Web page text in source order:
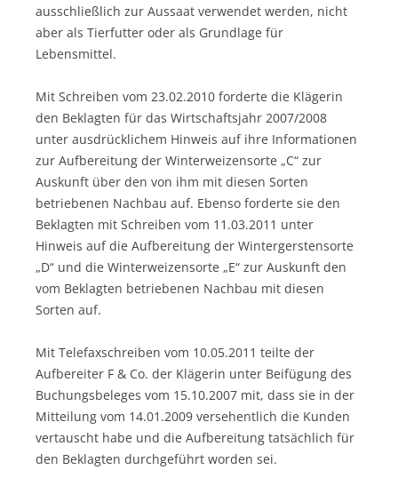
ausschließlich zur Aussaat verwendet werden, nicht
aber als Tierfutter oder als Grundlage für
Lebensmittel.
Mit Schreiben vom 23.02.2010 forderte die Klägerin
den Beklagten für das Wirtschaftsjahr 2007/2008
unter ausdrücklichem Hinweis auf ihre Informationen
zur Aufbereitung der Winterweizensorte „C“ zur
Auskunft über den von ihm mit diesen Sorten
betriebenen Nachbau auf. Ebenso forderte sie den
Beklagten mit Schreiben vom 11.03.2011 unter
Hinweis auf die Aufbereitung der Wintergerstensorte
„D“ und die Winterweizensorte „E“ zur Auskunft den
vom Beklagten betriebenen Nachbau mit diesen
Sorten auf.
Mit Telefaxschreiben vom 10.05.2011 teilte der
Aufbereiter F & Co. der Klägerin unter Beifügung des
Buchungsbeleges vom 15.10.2007 mit, dass sie in der
Mitteilung vom 14.01.2009 versehentlich die Kunden
vertauscht habe und die Aufbereitung tatsächlich für
den Beklagten durchgeführt worden sei.